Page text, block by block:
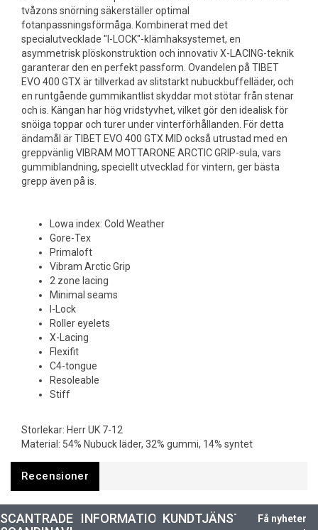
tvåzons snörning säkerställer optimal
fotanpassningsförmåga. Kombinerat med det
specialutvecklade "I-LOCK"-klämhaksystemet, en
asymmetrisk plöskonstruktion och innovativ X-LACING-teknik
garanterar den en perfekt passform. Ovandelen på TIBET
EVO 400 GTX är tillverkad av slitstarkt nubuckbuffelläder, och
en runtgående gummikantlist skyddar mot stötar från stenar
och is. Kängan har hög vridstyvhet, vilket gör den idealisk för
snöiga toppar och turer under vinterförhållanden. För detta
ändamål är TIBET EVO 400 GTX MID också utrustad med en
greppvänlig VIBRAM MOTTARONE ARCTIC GRIP-sula, vars
gummiblandning, speciellt utvecklad för vintern, ger bästa
grepp även på is.
Lowa index: Cold Weather
Gore-Tex
Primaloft
Vibram Arctic Grip
2 zone lacing
Minimal seams
I-Lock
Roller eyelets
X-Lacing
Flexifit
C4-tongue
Resoleable
Stiff
Storlekar: Herr UK 7-12
Material: 54% Nubuck läder, 32% gummi, 14% syntet
Recensioner
SCANTRADE INFORMATIONKUNDTJÄNST
Få nyheter